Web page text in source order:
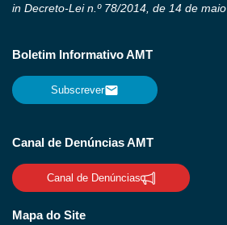
in Decreto-Lei n.º 78/2014, de 14 de maio
Boletim Informativo AMT
Subscrever
Canal de Denúncias AMT
Canal de Denúncias
Mapa do Site